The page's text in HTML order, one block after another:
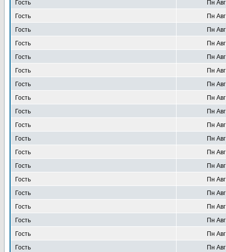
Гость
Пн
Гость
Пн
Гость
Пн
Гость
Пн
Гость
Пн
Гость
Пн
Гость
Пн
Гость
Пн
Гость
Пн
Гость
Пн
Гость
Пн
Гость
Пн
Гость
Пн
Гость
Пн
Гость
Пн
Гость
Пн
Гость
Пн
Гость
Пн
Гость
Пн